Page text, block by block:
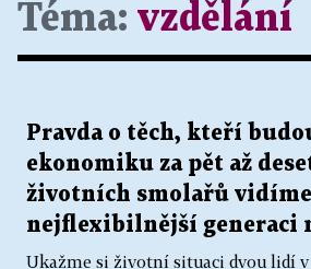
Téma: vzdělání
Pravda o těch, kteří
ekonomiku za pět až
životních smolařů vidíme
nejflexibilnější generaci
Ukažme si životní situaci dvou lidí